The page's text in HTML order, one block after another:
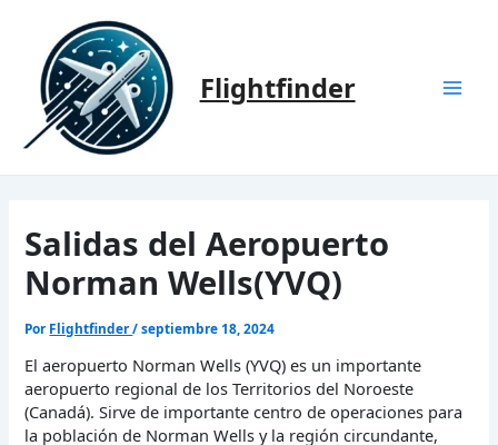
contenido
Flightfinder
Salidas del Aeropuerto
Norman Wells(YVQ)
Por Flightfinder/septiembre 18, 2024
El aeropuerto Norman Wells (YVQ) es un importante
aeropuerto regional de los Territorios del Noroeste
(Canadá). Sirve de importante centro de operaciones para
la población de Norman Wells y la región circundante,